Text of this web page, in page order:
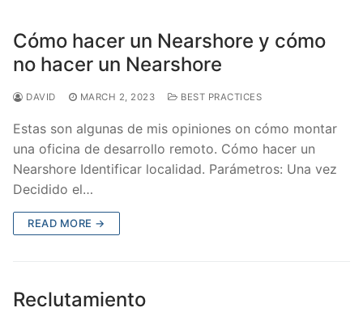
Cómo hacer un Nearshore y cómo
no hacer un Nearshore
DAVID MARCH 2, 2023 BEST PRACTICES
Estas son algunas de mis opiniones on cómo montar
una oficina de desarrollo remoto. Cómo hacer un
Nearshore Identificar localidad. Parámetros: Una vez
Decidido el…
READ MORE →
Reclutamiento